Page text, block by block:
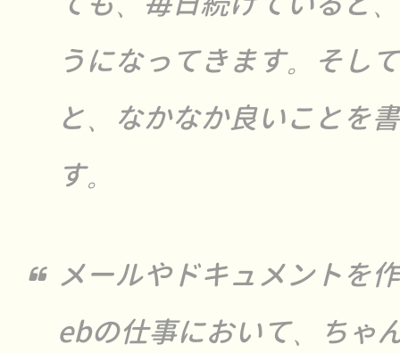
うになってきます。そし
と、なかなか良いことを
す。
メールやドキュメントを
ebの仕事において、ちゃ